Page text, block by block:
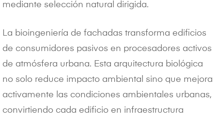
mediante selección natural dirigida.
La bioingeniería de fachadas transforma edificios
de consumidores pasivos en procesadores activos
de atmósfera urbana. Esta arquitectura biológica
no solo reduce impacto ambiental sino que mejora
activamente las condiciones ambientales urbanas,
convirtiendo cada edificio en infraestructura